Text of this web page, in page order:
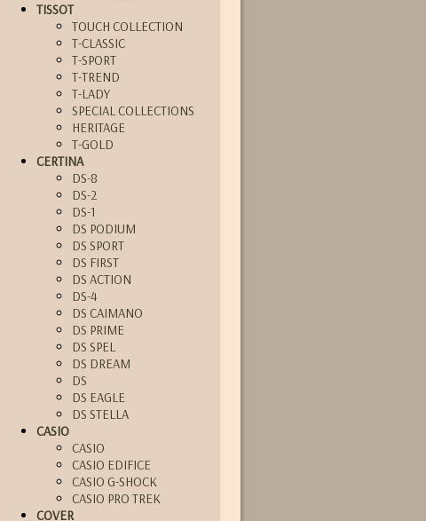
TISSOT
TOUCH COLLECTION
T-CLASSIC
T-SPORT
T-TREND
T-LADY
SPECIAL COLLECTIONS
HERITAGE
T-GOLD
CERTINA
DS-8
DS-2
DS-1
DS PODIUM
DS SPORT
DS FIRST
DS ACTION
DS-4
DS CAIMANO
DS PRIME
DS SPEL
DS DREAM
DS
DS EAGLE
DS STELLA
CASIO
CASIO
CASIO EDIFICE
CASIO G-SHOCK
CASIO PRO TREK
COVER